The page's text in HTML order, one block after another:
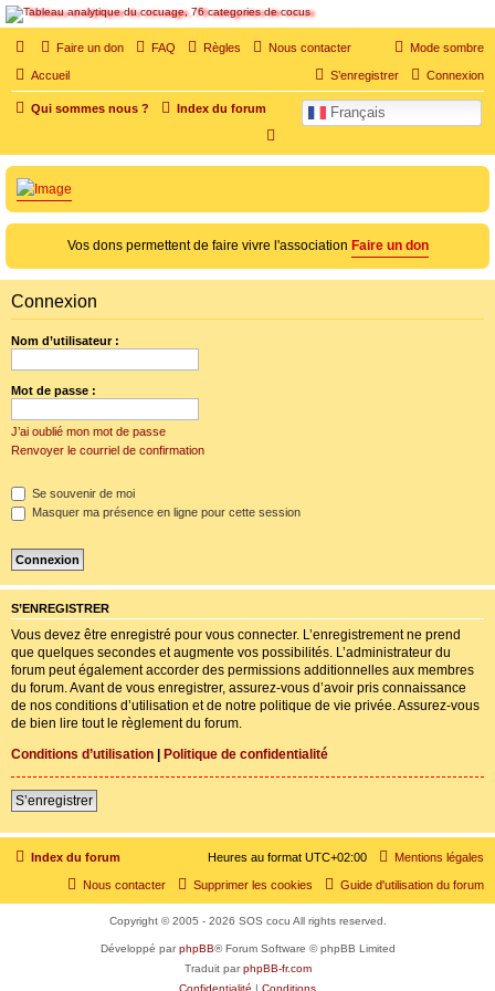
SOS cocu
SOS cocu est une association loi 1901 dont l'objet est le soutien aux victimes d'adultère.
Pouvoir parler, se confier, recevoir un soutien moral pour traverser une situation
Mode sombre
Faire un don FAQ Règles Nous contacter
Accueil Connexion
S’enregistrer
Qui sommes nous ? Index du forum Français
h
e
r
h
Vos dons permettent de faire vivre l'association Faire un don
Connexion
Nom d’utilisateur :
Mot de passe :
J’ai oublié mon mot de passe
Renvoyer le courriel de confirmation
Se souvenir de moi
Masquer ma présence en ligne pour cette session
S’ENREGISTRER
Vous devez être enregistré pour vous connecter. L’enregistrement ne prend
que quelques secondes et augmente vos possibilités. L’administrateur du
forum peut également accorder des permissions additionnelles aux membres
du forum. Avant de vous enregistrer, assurez-vous d’avoir pris connaissance
de nos conditions d’utilisation et de notre politique de vie privée. Assurez-vous
de bien lire tout le règlement du forum.
Conditions d’utilisation | Politique de confidentialité
S’enregistrer
Index du forum Mentions légales
Heures au format UTC+02:00
Guide d'utilisation du forum
Supprimer les cookies
Nous contacter
Copyright © 2005 - 2026 SOS cocu All rights reserved.
Développé parphpBB® Forum Software © phpBB Limited
Traduit parphpBB-fr.com
Confidentialité | Conditions